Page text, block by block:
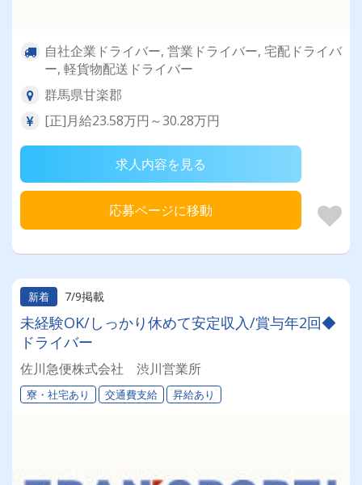
自社企業ドライバー, 営業ドライバー, 宅配ドライバ
ー, 軽貨物配送ドライバー
群馬県甘楽郡
[正]月給23.58万円～30.28万円
求人内容を見る
応募ページに移動
新着 7/9掲載
未経験OK/しっかり休めて安定収入/賞与年2回◆
ドライバー
佐川急便株式会社 渋川営業所
寮・社宅あり 交通費支給 昇給あり